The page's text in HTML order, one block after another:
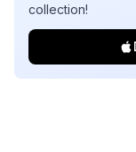
collection!